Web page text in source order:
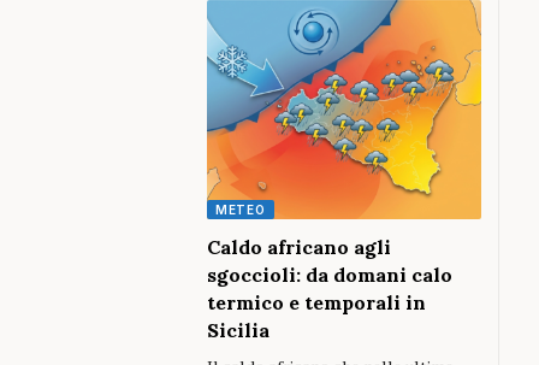
METEO
Caldo africano agli
sgoccioli: da domani calo
termico e temporali in
Sicilia